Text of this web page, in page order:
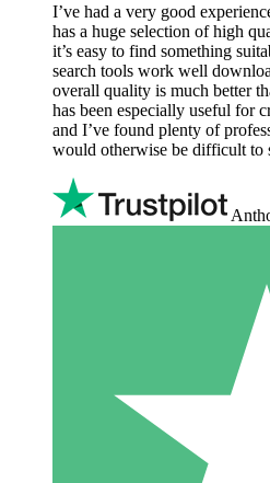
I’ve had a very good
has a huge selection of high
it’s easy to find something
search tools work well
overall quality is much better
has been especially useful for
and I’ve found plenty of
would otherwise be difficult to